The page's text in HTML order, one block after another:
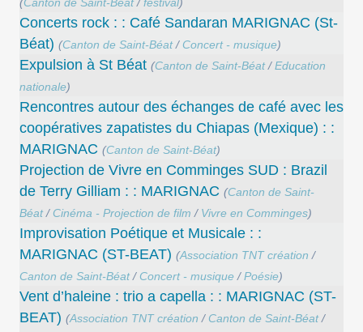
(Canton de Saint-Béat/ festival)
Concerts rock : : Café Sandaran MARIGNAC (St-
Béat) (Canton de Saint-Béat/ Concert - musique)
Expulsion à St Béat (Canton de Saint-Béat/Education
nationale)
Rencontres autour des échanges de café avec les
coopératives zapatistes du Chiapas (Mexique) : :
MARIGNAC (Canton de Saint-Béat)
Projection de Vivre en Comminges SUD : Brazil
de Terry Gilliam : : MARIGNAC (Canton de Saint-
Béat/ Cinéma - Projection de film / Vivre en Comminges)
Improvisation Poétique et Musicale : :
MARIGNAC (ST-BEAT) (Association TNT création /
Canton de Saint-Béat/ Concert - musique/Poésie)
Vent d’haleine : trio a capella : : MARIGNAC (ST-
BEAT) (Association TNT création / Canton de Saint-Béat/